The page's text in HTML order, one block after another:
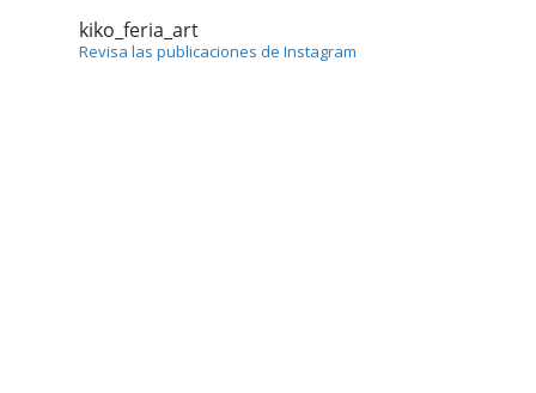
kiko_feria_art
Revisa las publicaciones de Instagram